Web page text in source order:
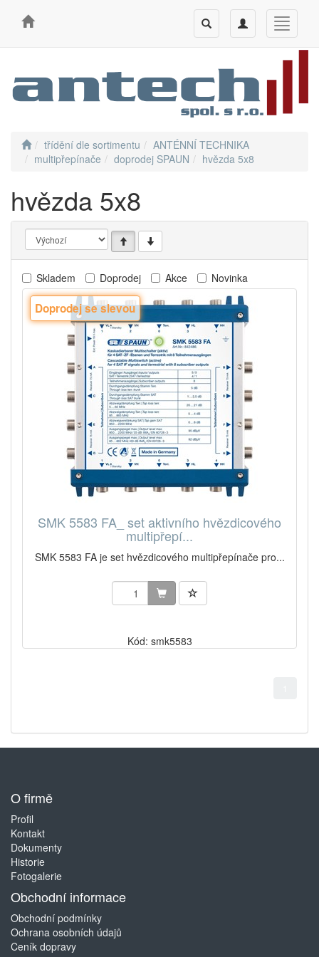
Toggle
Toggle
navigation
Toggle
search
třídění dle sortimentu
ANTÉNNÍ TECHNIKA
multipřepínače
doprodej SPAUN hvězda 5x8
hvězda 5x8
Skladem Doprodej Akce Novinka
Doprodej se slevou
SMK 5583 FA_ set aktivního hvězdicového
multipřepí...
SMK 5583 FA je set hvězdicového multipřepínače pro...
Kód: smk5583
O firmě
Profil
Kontakt
Dokumenty
Historie
Fotogalerie
Obchodní informace
Obchodní podmínky
Ochrana osobních údajů
Ceník dopravy